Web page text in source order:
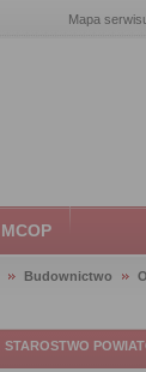
Mapa
MCOP
Budownictwo
STAROSTWO